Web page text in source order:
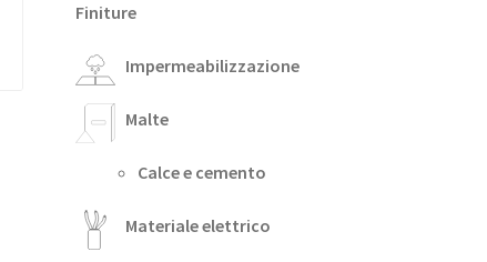
Finiture
Impermeabilizzazione
Malte
Calce e cemento
Materiale elettrico